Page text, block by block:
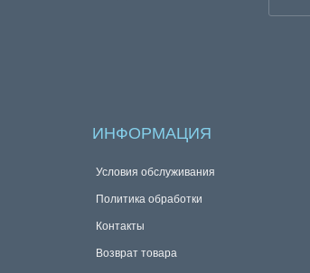
ИНФОРМАЦИЯ
Условия обслуживания
Политика обработки
Контакты
Возврат товара